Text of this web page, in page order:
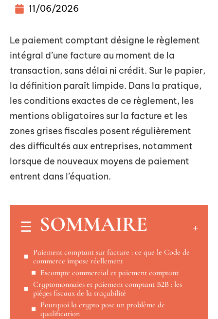
11/06/2026
Le paiement comptant désigne le règlement
intégral d’une facture au moment de la
transaction, sans délai ni crédit. Sur le papier,
la définition paraît limpide. Dans la pratique,
les conditions exactes de ce règlement, les
mentions obligatoires sur la facture et les
zones grises fiscales posent régulièrement
des difficultés aux entreprises, notamment
lorsque de nouveaux moyens de paiement
entrent dans l’équation.
SOMMAIRE
Paiement comptant sur facture : ce que le Code de
commerce impose réellement
Escompte commercial et paiement comptant
Cryptomonnaies et paiement comptant B2B : les
pièges fiscaux de la traçabilité
Pourquoi la crypto pose un problème de
qualification